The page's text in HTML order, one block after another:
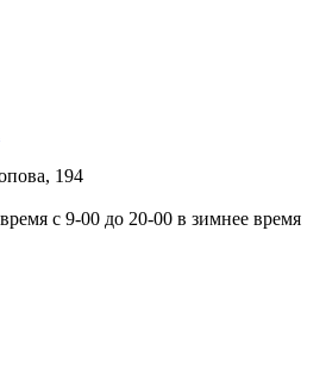
194
с 9-00 до 20-00 в зимнее время